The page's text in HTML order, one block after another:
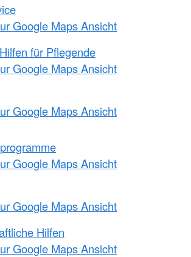
Google Maps Ansicht
für Pflegende
Google Maps Ansicht
Google Maps Ansicht
Google Maps Ansicht
Google Maps Ansicht
Hilfen
Google Maps Ansicht